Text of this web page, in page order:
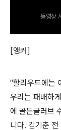
동영상
[앵커]
"할리우드에는
우리는 패배하
에 골든글러브
니다. 김기춘